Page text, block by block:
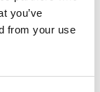
you’ve
from your use